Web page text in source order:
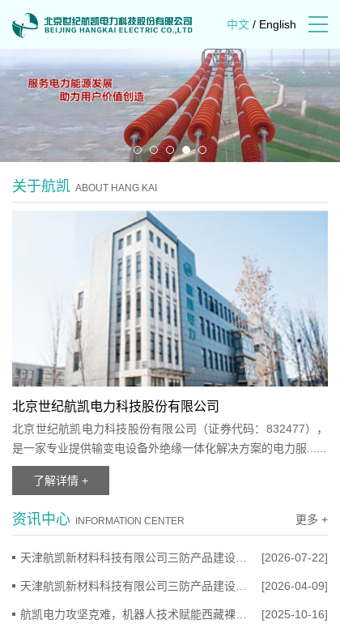
中文 / English
关于航凯 ABOUT HANG KAI
北京世纪航凯电力科技股份有限公司
北京世纪航凯电力科技股份有限公司（证券代码：832477），
是一家专业提供输变电设备外绝缘一体化解决方案的电力服......
了解详情 +
资讯中心 INFORMATION CENTER 更多 +
[2026-07-22]
[2026-04-09]
[2025-10-16]